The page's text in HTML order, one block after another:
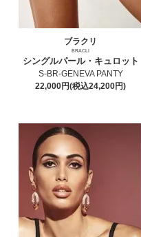
ブラクリ
BRACLI
シングルパール・キュロット
S-BR-GENEVA PANTY
22,000円(税込24,200円)